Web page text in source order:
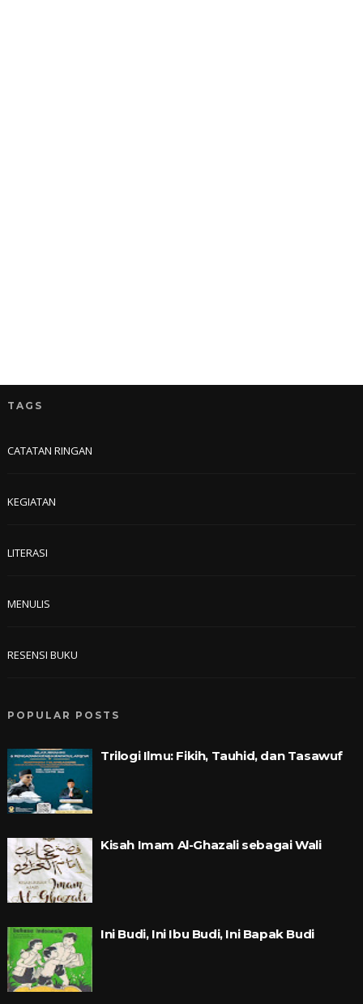
TAGS
CATATAN RINGAN
KEGIATAN
LITERASI
MENULIS
RESENSI BUKU
POPULAR POSTS
Trilogi Ilmu: Fikih, Tauhid, dan Tasawuf
Kisah Imam Al-Ghazali sebagai Wali
Ini Budi, Ini Ibu Budi, Ini Bapak Budi